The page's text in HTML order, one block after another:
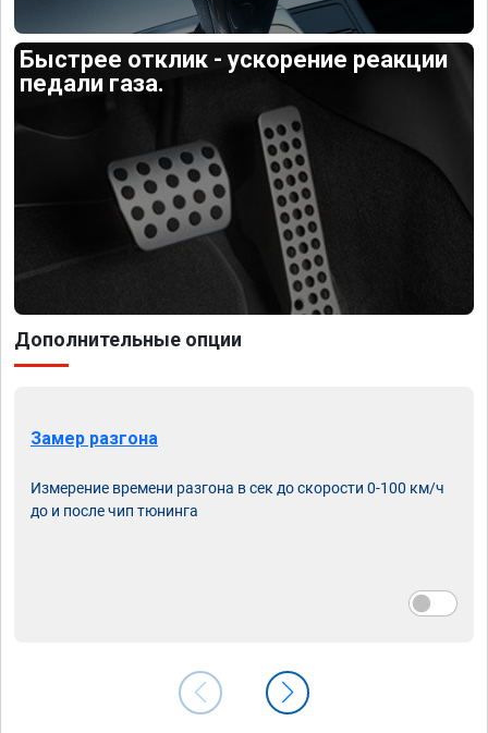
Быстрее отклик - ускорение реакции
педали газа.
Дополнительные опции
Замер разгона
Измерение времени разгона в сек до скорости 0-100 км/ч
до и после чип тюнинга